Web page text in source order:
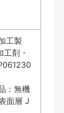
工製
剤・
：無機
面層 J